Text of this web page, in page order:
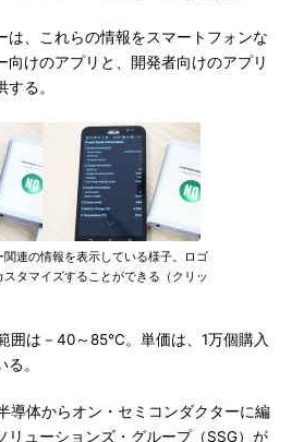
、これらの情報をスマートフォンな
向けのアプリと、開発者向けのアプリ
る。
関連の情報を表示している様子。ロゴ
タマイズすることができる（クリッ
囲は－40～85℃。単価は、1万個購入
。
導体からオン・セミコンダクターに編
リューションズ・グループ（SSG）が